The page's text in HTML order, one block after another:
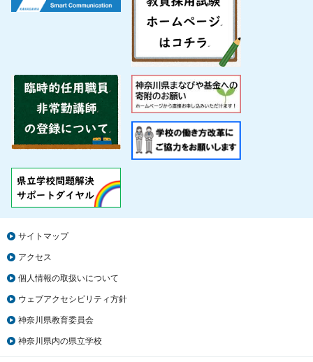
サイトマップ
アクセス
個人情報の取扱いについて
ウェブアクセシビリティ方針
神奈川県教育委員会
神奈川県内の県立学校